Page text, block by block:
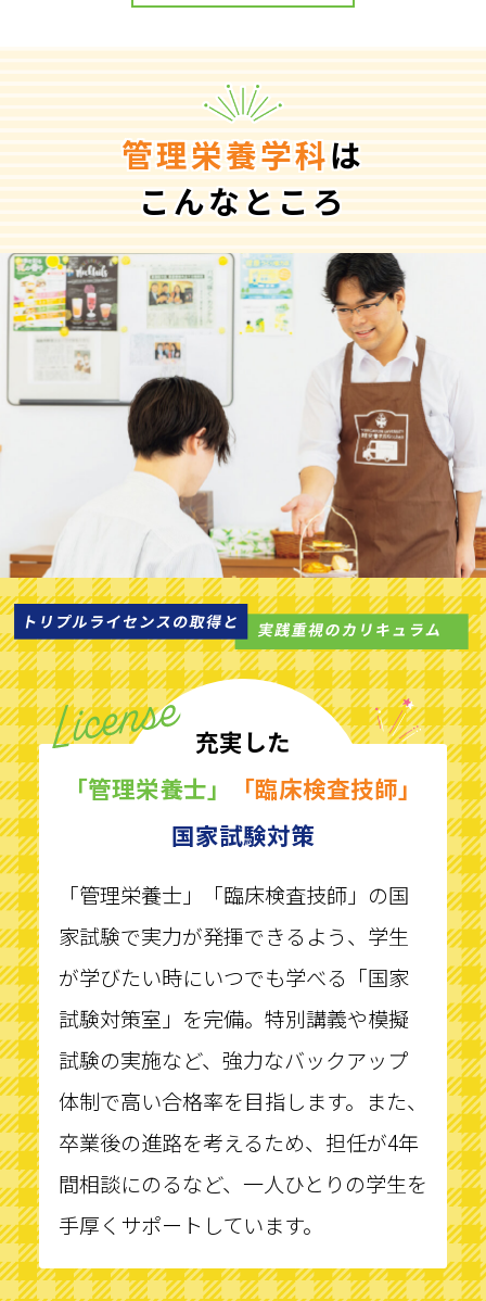
管理栄養学科は
こんなところ
充実した
「管理栄養士」
「臨床検査技師」
国家試験対策
「管理栄養士」「臨床検査技師」の国
家試験で実力が発揮できるよう、学生
が学びたい時にいつでも学べる「国家
試験対策室」を完備。特別講義や模擬
試験の実施など、強力なバックアップ
体制で高い合格率を目指します。また、
卒業後の進路を考えるため、担任が4年
間相談にのるなど、一人ひとりの学生を
手厚くサポートしています。